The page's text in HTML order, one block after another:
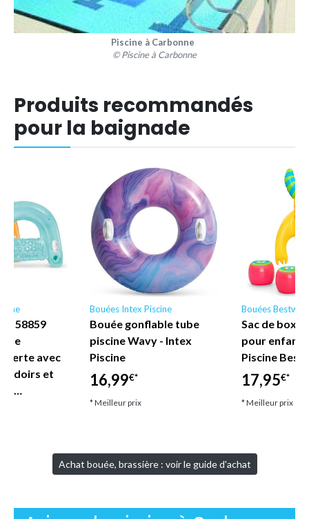
Piscine à Carbonne
© Piscine à Carbonne
Produits recommandés
pour la baignade
- 58859
avec
et
Bouées Intex Piscine
Bouée gonflable tube
piscine Wavy - Intex
Piscine
16,99€*
* Meilleur prix
Bouées Bestway
Sac de boxe
pour
Piscine
17,95€*
* Meilleur prix
Achat bouée, brassière : voir le guide d'achat